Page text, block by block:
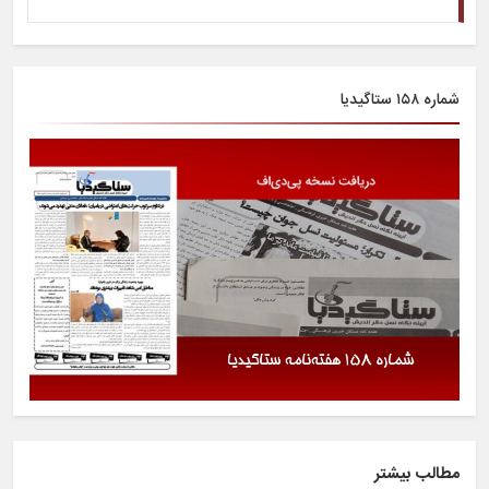
شماره ۱۵۸ ستاگیدیا
مطالب بیشتر